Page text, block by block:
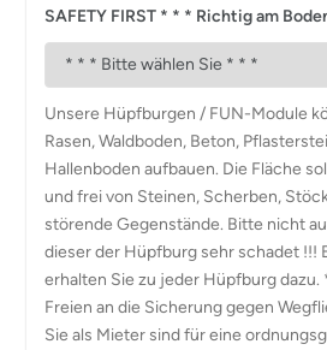
SAFETY FIRST * * * Richtig am
Unsere Hüpfburgen / FUN-Module
Rasen, Waldboden, Beton,
Hallenboden aufbauen. Die Fläche
und frei von Steinen, Scherben,
störende Gegenstände. Bitte nicht
dieser der Hüpfburg sehr schadet !!!
erhalten Sie zu jeder Hüpfburg dazu.
Freien an die Sicherung gegen
Sie als Mieter sind für eine